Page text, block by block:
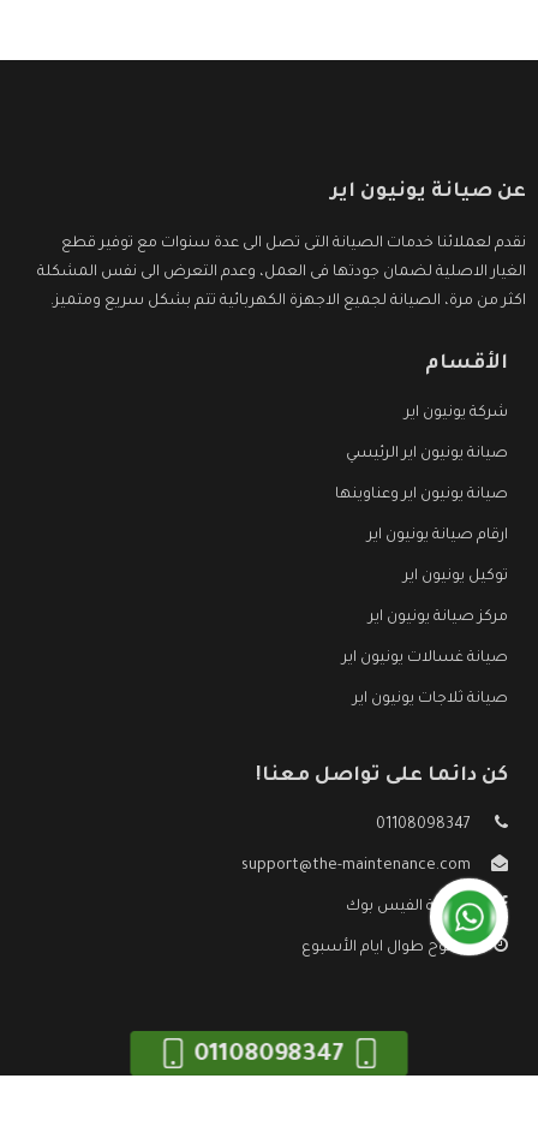
عن صيانة يونيون اير
نقدم لعملائنا خدمات الصيانة التى تصل الى عدة سنوات مع توفير قطع
الغيار الاصلية لضمان جودتها فى العمل، وعدم التعرض الى نفس المشكلة
اكثر من مرة، الصيانة لجميع الاجهزة الكهربائية تتم بشكل سريع ومتميز.
الأقسام
شركة يونيون اير
صيانة يونيون اير الرئيسي
صيانة يونيون اير وعناوينها
ارقام صيانة يونيون اير
توكيل يونيون اير
مركز صيانة يونيون اير
صيانة غسالات يونيون اير
صيانة ثلاجات يونيون اير
كن دائما على تواصل معنا!
01108098347
support@the-maintenance.com
صفحة الفيس بوك
مفتوح طوال ايام الأسبوع
01108098347